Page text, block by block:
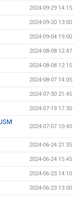
2024-09-29 14:15
2024-09-20 13:00
2024-09-04 19:00
2024-08-08 12:47
2024-08-08 12:15
2024-08-07 14:05
2024-07-30 21:45
2024-07-19 17:30
2024-07-07 10:40
2024-06-24 21:35
2024-06-24 15:45
2024-06-23 14:10
2024-06-23 13:00